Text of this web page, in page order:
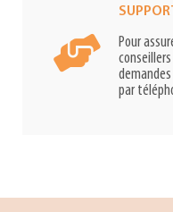
Pour
par